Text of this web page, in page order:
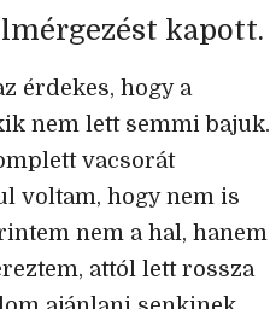
kapott.
érdekes, hogy a
nem lett semmi bajuk.
vacsorát
voltam, hogy nem is
nem a hal, hanem
attól lett rossza